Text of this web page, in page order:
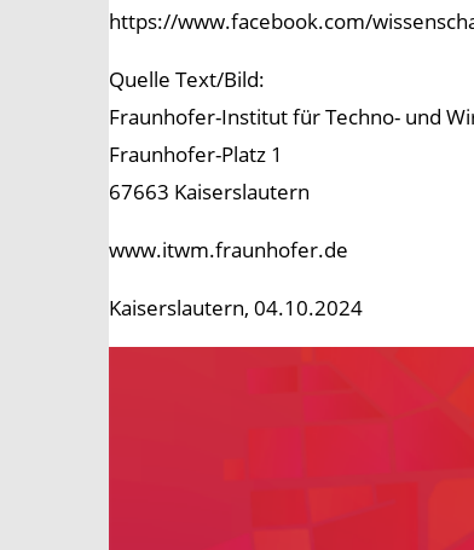
https://www.facebook.com/
Quelle Text/Bild:
Fraunhofer-Institut für Techno- und
Fraunhofer-Platz 1
67663 Kaiserslautern
www.itwm.fraunhofer.de
Kaiserslautern, 04.10.2024